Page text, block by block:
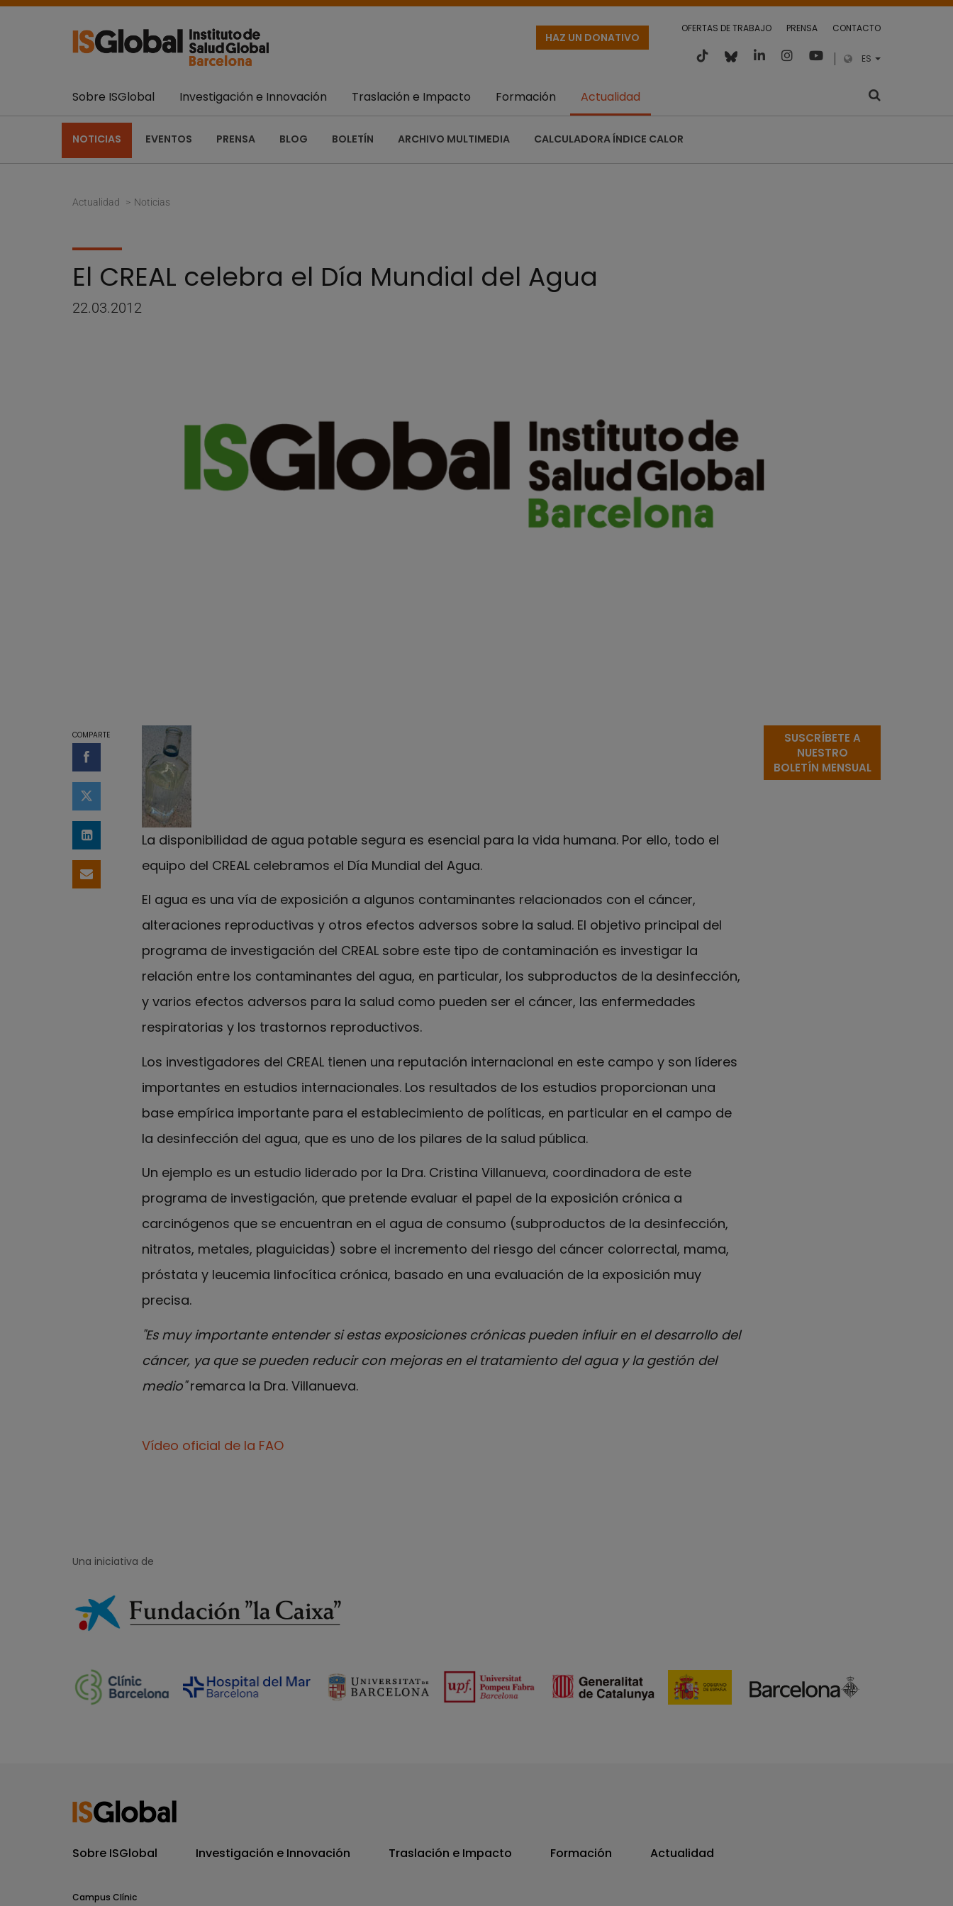
OFERTAS DE TRABAJO PRENSA CONTACTO
ES
HAZ UN DONATIVO
Sobre ISGlobal Investigación e Innovación Traslación e Impacto Formación Actualidad
NOTICIAS EVENTOS PRENSA BLOG BOLETÍN ARCHIVO MULTIMEDIA CALCULADORA ÍNDICE CALOR
Actualidad Noticias
El CREAL celebra el Día Mundial del Agua
22.03.2012
COMPARTE
Compartir en Facebook
Compartir en Twitter
Compartir en LinkedIn
Compartir por email
La disponibilidad de agua potable segura es esencial para la vida humana. Por ello, todo el
equipo del CREAL celebramos el Día Mundial del Agua.
El agua es una vía de exposición a algunos contaminantes relacionados con el cáncer,
alteraciones reproductivas y otros efectos adversos sobre la salud. El objetivo principal del
programa de investigación del CREAL sobre este tipo de contaminación es investigar la
relación entre los contaminantes del agua, en particular, los subproductos de la desinfección,
y varios efectos adversos para la salud como pueden ser el cáncer, las enfermedades
respiratorias y los trastornos reproductivos.
Los investigadores del CREAL tienen una reputación internacional en este campo y son líderes
importantes en estudios internacionales. Los resultados de los estudios proporcionan una
base empírica importante para el establecimiento de políticas, en particular en el campo de
la desinfección del agua, que es uno de los pilares de la salud pública.
Un ejemplo es un estudio liderado por la Dra. Cristina Villanueva, coordinadora de este
programa de investigación, que pretende evaluar el papel de la exposición crónica a
carcinógenos que se encuentran en el agua de consumo (subproductos de la desinfección,
nitratos, metales, plaguicidas) sobre el incremento del riesgo del cáncer colorrectal, mama,
próstata y leucemia linfocítica crónica, basado en una evaluación de la exposición muy
precisa.
"Es muy importante entender si estas exposiciones crónicas pueden influir en el desarrollo del
cáncer, ya que se pueden reducir con mejoras en el tratamiento del agua y la gestión del
medio"remarca la Dra. Villanueva.
Vídeo oficial de la FAO
SUSCRÍBETE A
NUESTRO
BOLETÍN MENSUAL
Una iniciativa de
Sobre ISGlobal Investigación e Innovación Traslación e Impacto Formación Actualidad
Campus Clínic